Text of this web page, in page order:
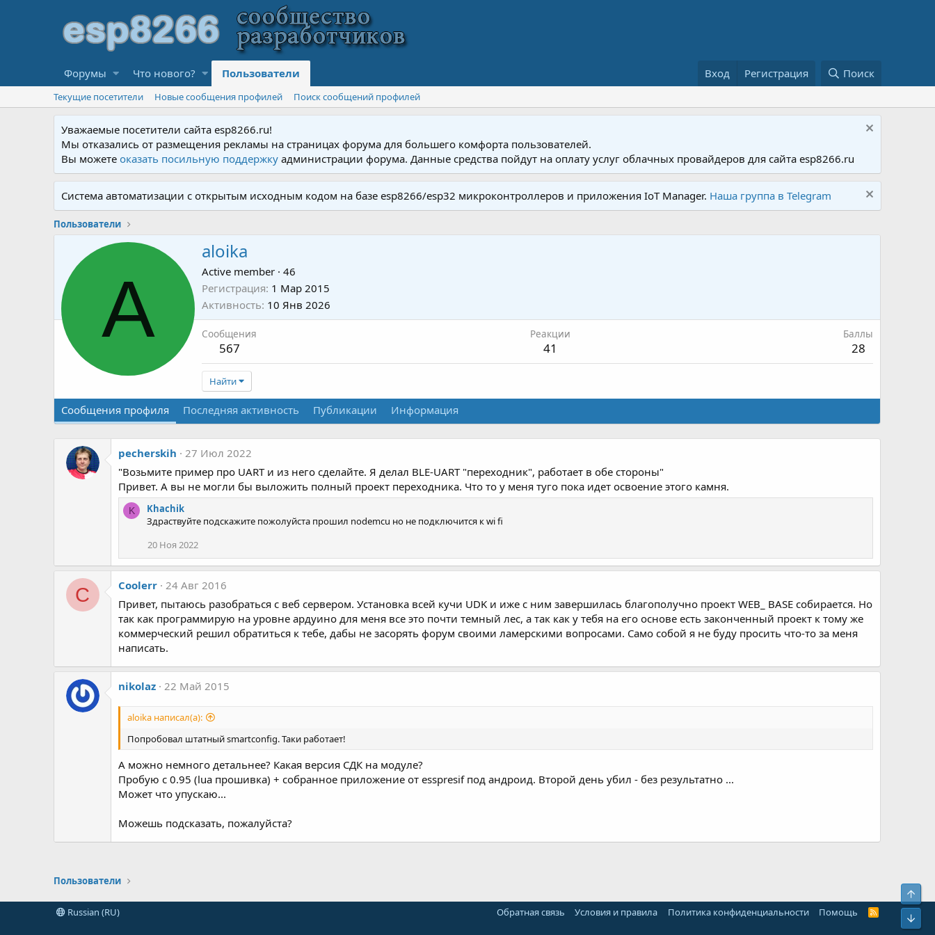
Форумы Что нового? Пользователи Вход Регистрация Поиск
Текущие посетители Новые сообщения профилей Поиск сообщений профилей
Уважаемые посетители сайта esp8266.ru!
Мы отказались от размещения рекламы на страницах форума для большего комфорта пользователей.
Вы можетеоказать посильную поддержку администрации форума. Данные средства пойдут на оплату услуг облачных провайдеров для сайта esp8266.ru
Система автоматизации с открытым исходным кодом на базе esp8266/esp32 микроконтроллеров и приложения IoT Manager. Наша группа в Telegram
Пользователи
A
aloika
Active member · 46
Регистрация 1 Мар 2015
Активность 10 Янв 2026
Сообщения
567
Реакции
41
Баллы
28
Найти
Сообщения профиля Последняя активность Публикации Информация
pecherskih
27 Июл 2022
"Возьмите пример про UART и из него сделайте. Я делал BLE-UART "переходник", работает в обе стороны"
Привет. А вы не могли бы выложить полный проект переходника. Что то у меня туго пока идет освоение этого камня.
K
Khachik
Здраствуйте подскажите пожолуйста прошил nodemcu но не подключится к wi fi
20 Ноя 2022
C Coolerr
24 Авг 2016
Привет, пытаюсь разобраться с веб сервером. Установка всей кучи UDK и иже с ним завершилась благополучно проект WEB_ BASE собирается. Но
так как программирую на уровне ардуино для меня все это почти темный лес, а так как у тебя на его основе есть законченный проект к тому же
коммерческий решил обратиться к тебе, дабы не засорять форум своими ламерскими вопросами. Само собой я не буду просить что-то за меня
написать.
nikolaz 22 Май 2015
aloika написал(а):
Попробовал штатный smartconfig. Таки работает!
А можно немного детальнее? Какая версия СДК на модуле?
Пробую с 0.95 (lua прошивка) + собранное приложение от esspresif под андроид. Второй день убил - без результатно ...
Может что упускаю...
Можешь подсказать, пожалуйста?
Пользователи
Russian (RU) Обратная связь Условия и правила Политика конфиденциальности Помощь
R